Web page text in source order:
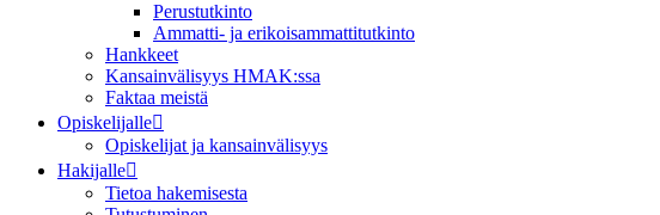
Perustutkinto
Ammatti- ja erikoisammattitutkinto
Hankkeet
Kansainvälisyys HMAK:ssa
Faktaa meistä
Opiskelijalle
Opiskelijat ja kansainvälisyys
Hakijalle
Tietoa hakemisesta